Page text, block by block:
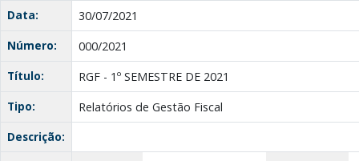
Data:
30/07/2021
Número:
000/2021
Título:
RGF - 1º SEMESTRE DE 2021
Tipo:
Relatórios de Gestão Fiscal
Descrição: